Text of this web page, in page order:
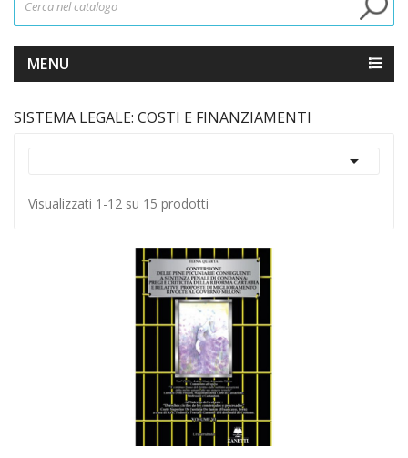
MENU
SISTEMA LEGALE: COSTI E FINANZIAMENTI

Visualizzati 1-12 su 15 prodotti